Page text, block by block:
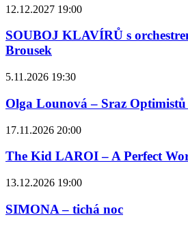
12.12.2027 19:00
SOUBOJ KLAVÍRŮ s
Brousek
5.11.2026 19:30
Olga Lounová – Sraz Optimistů
17.11.2026 20:00
The Kid LAROI – A Perfect
13.12.2026 19:00
SIMONA – tichá noc